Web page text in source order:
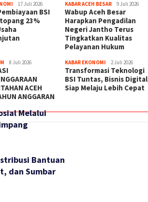
17 Juli 2026
BSI
23%
KABAR ACEH BESAR 9 Juli 2026
Wabup Aceh Besar
Harapkan Pengadilan
Negeri Jantho Terus
Tingkatkan Kualitas
Pelayanan Hukum
8 Juli 2026
ACEH
ANGGARAN
KABAR EKONOMI 2 Juli 2026
Transformasi Teknologi
BSI Tuntas, Bisnis Digital
Siap Melaju Lebih Cepat
Melalui
Bantuan
dan Sumbar